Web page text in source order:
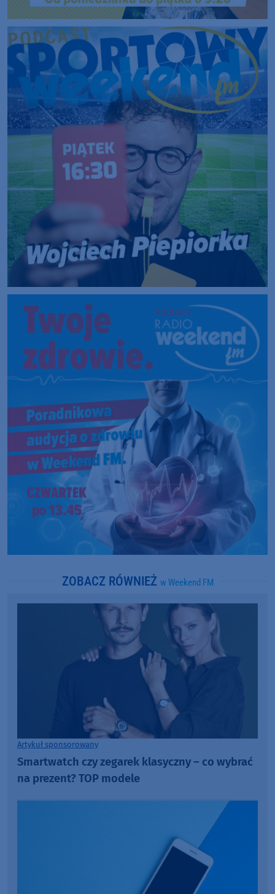
ZOBACZ RÓWNIEŻ w Weekend FM
Artykuł sponsorowany
Smartwatch czy zegarek klasyczny – co wybrać
na prezent? TOP modele